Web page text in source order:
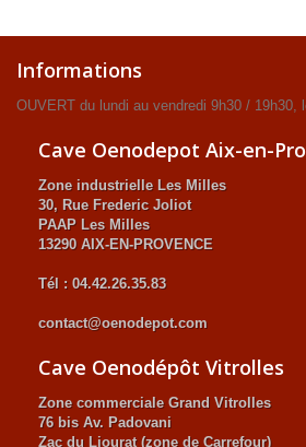
Informations
OUVERT du lundi au vendredi 9h30 / 19h30,
Cave Oenodepot Aix-en-
Zone industrielle Les Milles
30, Rue Frederic Joliot
PAAP Les Milles
13290 AIX-EN-PROVENCE
Tél : 04.42.26.35.83
contact@oenodepot.com
Cave Oenodépôt Vitrolles
Zone commerciale Grand Vitrolles
76 bis Av. Padovani
Zac du Liourat (zone de Carrefour)